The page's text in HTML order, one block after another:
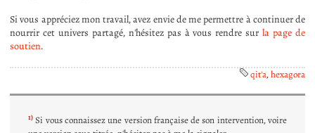
Si vous appréciez mon travail, avez envie de me permettre à continuer de
nourrir cet univers partagé, n'hésitez pas à vous rendre surla page de
soutien.
qit'a,hexagora
1) Si vous connaissez une version française de son intervention, voire